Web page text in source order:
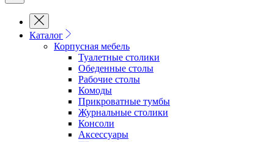
Каталог
Корпусная мебель
Туалетные столики
Обеденные cтолы
Рабочие столы
Комоды
Прикроватные тумбы
Журнальные столики
Консоли
Аксессуары